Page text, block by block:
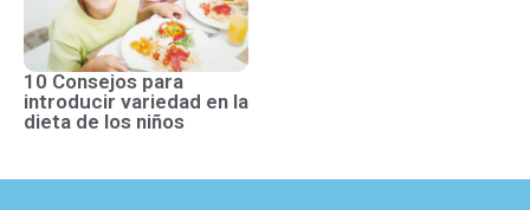
10 Consejos para
introducir variedad en la
dieta de los niños